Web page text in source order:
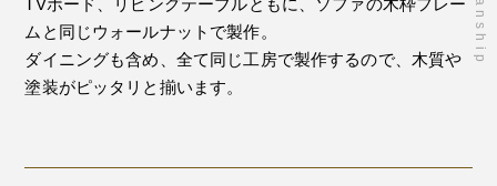
TVボード、リビングテーブルともに、ソファの木枠フレー
ムと同じウォールナットで製作。
ダイニングも含め、全て同じ工房で製作するので、木質や
塗装がピッタリと揃います。